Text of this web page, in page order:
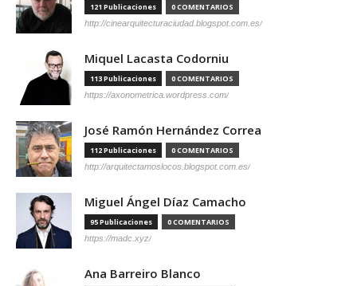
121 Publicaciones 0 COMENTARIOS
http://cinearquitecturaciudad.blogspot.com.es/
Miquel Lacasta Codorniu
113 Publicaciones 0 COMENTARIOS
https://axonometrica.wordpress.com/
José Ramón Hernández Correa
112 Publicaciones 0 COMENTARIOS
http://arquitectamoslocos.blogspot.com.es/
Miguel Ángel Díaz Camacho
95 Publicaciones 0 COMENTARIOS
https://madc.xyz/
Ana Barreiro Blanco